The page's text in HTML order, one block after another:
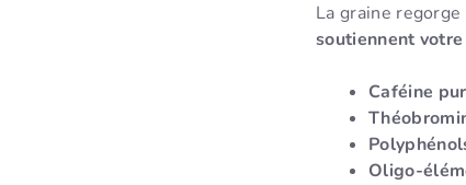
La graine
soutiennent
Caféine
Oligo-